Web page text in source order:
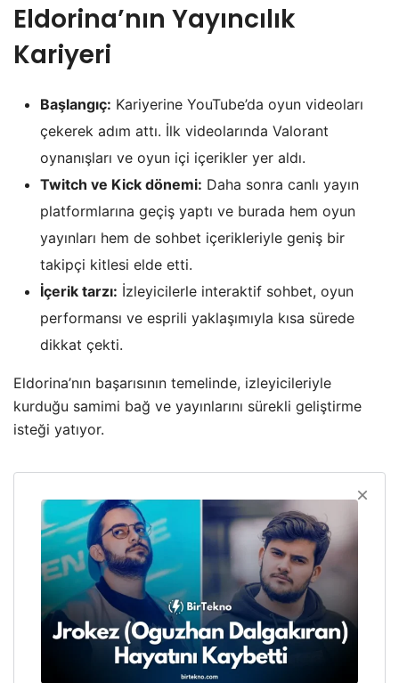
Eldorina’nın Yayıncılık
Kariyeri
Başlangıç: Kariyerine YouTube’da oyun videoları
çekerek adım attı. İlk videolarında Valorant
oynanışları ve oyun içi içerikler yer aldı.
Twitch ve Kick dönemi: Daha sonra canlı yayın
platformlarına geçiş yaptı ve burada hem oyun
yayınları hem de sohbet içerikleriyle geniş bir
takipçi kitlesi elde etti.
İçerik tarzı: İzleyicilerle interaktif sohbet, oyun
performansı ve esprili yaklaşımıyla kısa sürede
dikkat çekti.
Eldorina’nın başarısının temelinde, izleyicileriyle
kurduğu samimi bağ ve yayınlarını sürekli geliştirme
isteği yatıyor.